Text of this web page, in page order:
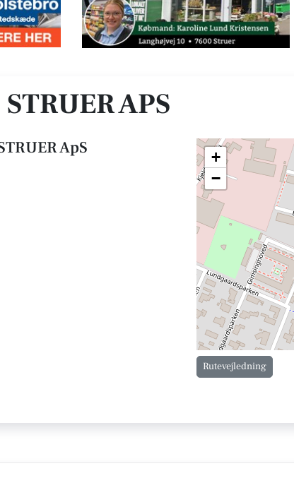
APS
ApS
+
−
Rutevejledning